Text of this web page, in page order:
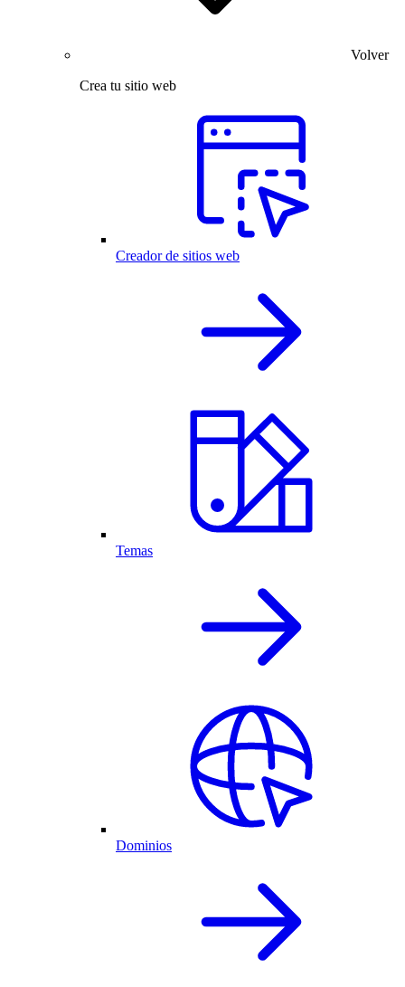
Volver
Crea tu sitio web
Creador de sitios web
Temas
Dominios